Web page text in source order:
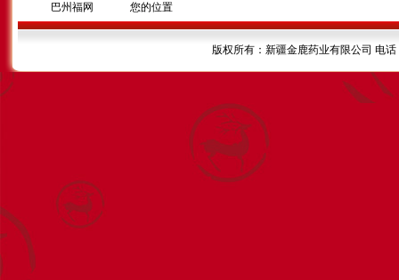
巴州福网 您的位置
版权所有：新疆金鹿药业有限公司 电